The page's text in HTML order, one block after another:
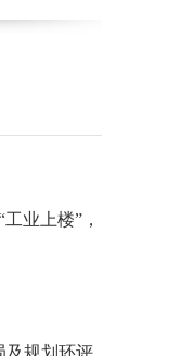
业上楼”，
及规划环评